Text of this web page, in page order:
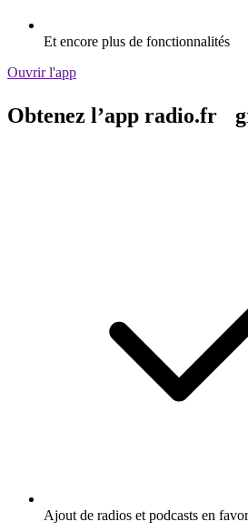
Et encore plus de fonctionnalités
Ouvrir l'app
Obtenez l’app radio.fr
Ajout de radios et podcasts en